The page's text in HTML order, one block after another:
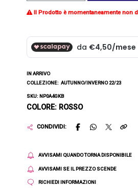
Il Prodotto è momentaneamente non
IN ARRIVO
COLLEZIONE: AUTUNNO/INVERNO 22/23
SKU: NP0A4GKB
COLORE: ROSSO
CONDIVIDI:
AVVISAMI QUANDO TORNA DISPONIBILE
AVVISAMI SE IL PREZZO SCENDE
RICHIEDI INFORMAZIONI